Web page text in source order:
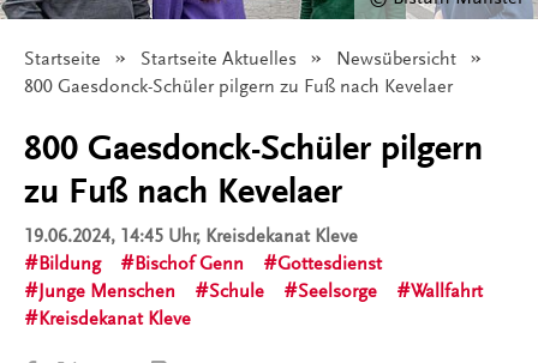
Startseite Startseite Aktuelles
Newsübersicht
Angezeigt:
800 Gaesdonck-Schüler pilgern zu Fuß nach Kevelaer
800 Gaesdonck-Schüler pilgern
zu Fuß nach Kevelaer
19.06.2024, 14:45 Uhr, Kreisdekanat Kleve
Bildung
Bischof Genn
Gottesdienst
Junge Menschen
Schule Seelsorge
Wallfahrt
Kreisdekanat Kleve